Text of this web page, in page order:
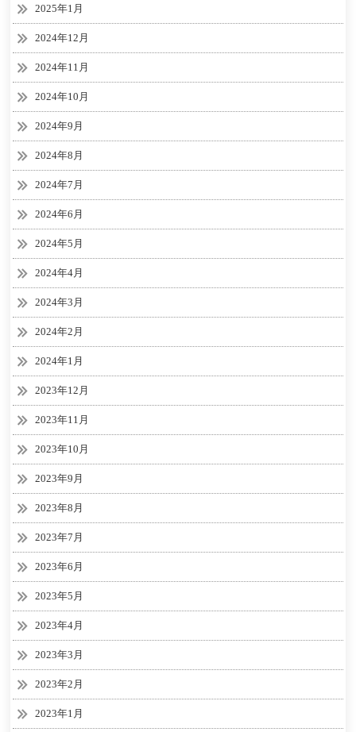
2025年1月
2024年12月
2024年11月
2024年10月
2024年9月
2024年8月
2024年7月
2024年6月
2024年5月
2024年4月
2024年3月
2024年2月
2024年1月
2023年12月
2023年11月
2023年10月
2023年9月
2023年8月
2023年7月
2023年6月
2023年5月
2023年4月
2023年3月
2023年2月
2023年1月